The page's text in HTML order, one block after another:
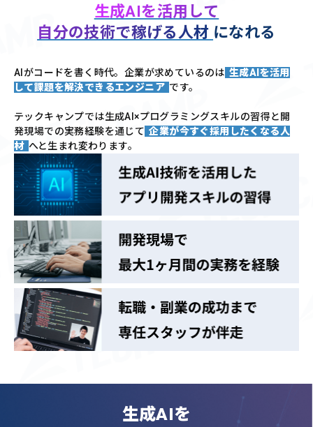
生成AIを活用して
自分の技術で稼げる人材 になれる
AIがコードを書く時代。企業が求めているのは 生成AIを活用
して課題を解決できるエンジニア です。
テックキャンプでは生成AI×プログラミングスキルの習得と開
発現場での実務経験を通じて 企業が今すぐ採用したくなる人
材 へと生まれ変わります。
生成AIを